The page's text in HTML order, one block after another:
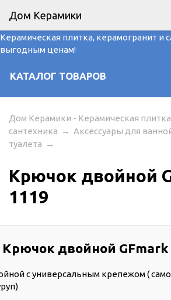
Керамическая плитка, керамогранит и
выгодным ценам!
КАТАЛОГ ТОВАРОВ
Дом Керамики
Дом Керамики - Керамическая
сантехника → Аксессуары для
туалета →
Крючок двойной
1119
двойной GFmark
с универсальным крепежом (